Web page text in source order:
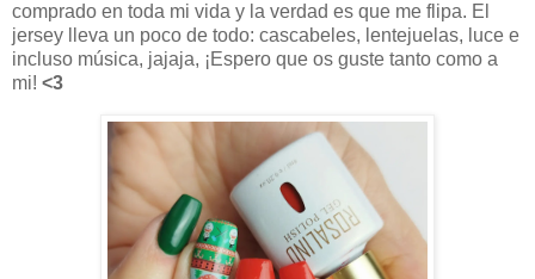
comprado en toda mi vida y la verdad es que me flipa. El
jersey lleva un poco de todo: cascabeles, lentejuelas, luce e
incluso música, jajaja, ¡Espero que os guste tanto como a
mi! <3